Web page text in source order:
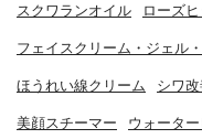
スクワランオイル ローズ
フェイスクリーム・ジェル
ほうれい線クリーム シワ
美顔スチーマー ウォータ